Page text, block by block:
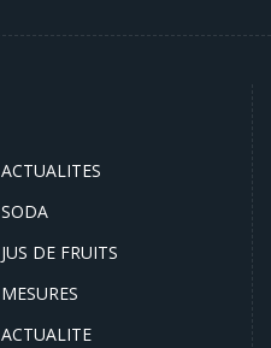
ACTUALITES
SODA
JUS DE FRUITS
MESURES
ACTUALITE